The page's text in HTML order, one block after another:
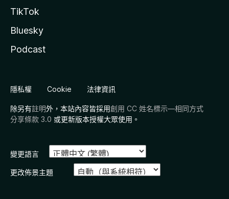
TikTok
Bluesky
Podcast
隱私權 Cookie 法律資訊
除另有註明外，本站內容皆採用創用 CC 姓名標示—相同方式
分享條款 3.0 或更新版本授權大眾使用。
變更語言
更改佈景主題